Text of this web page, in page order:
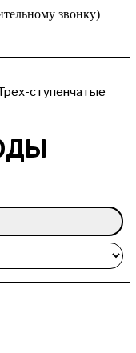
звонку)
ступенчатые